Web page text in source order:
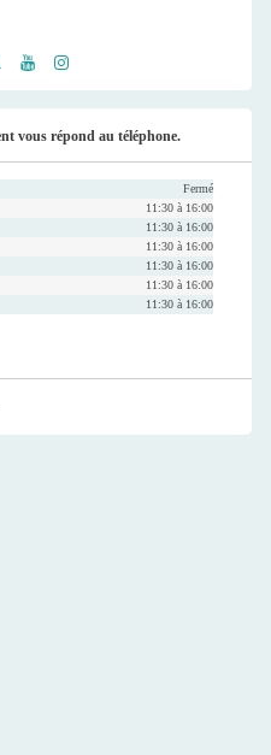
be
ram
vous répond au téléphone.
Fermé
11:30 à 16:00
11:30 à 16:00
11:30 à 16:00
11:30 à 16:00
11:30 à 16:00
11:30 à 16:00